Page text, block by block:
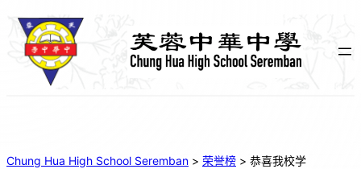
Chung Hua High School Seremban > 荣誉榜 > 恭喜我校学